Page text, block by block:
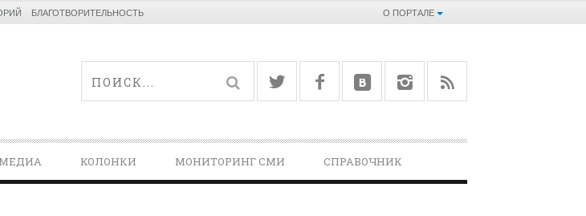
О ПОРТАЛЕ
БЛАГОТВОРИТЕЛЬНОСТЬ
КОЛОНКИ МОНИТОРИНГ СМИ СПРАВОЧНИК­